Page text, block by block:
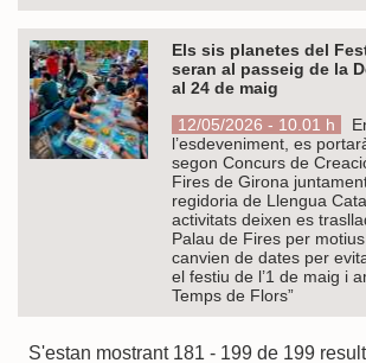
Els sis planetes del
seran al passeig de la
al 24 de maig
12/05/2026 - 10.01 h
l’esdeveniment, es
segon Concurs de
Fires de Girona
regidoria de Llengua
activitats deixen es
Palau de Fires per
canvien de dates per
el festiu de l’1 de maig i
Temps de Flors”
S'estan mostrant 181 - 199 de 199